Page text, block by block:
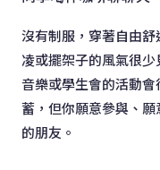
沒有制服，穿著自由
凌或擺架子的風氣很
音樂或學生會的活動
蓄，但你願意參與、
的朋友。